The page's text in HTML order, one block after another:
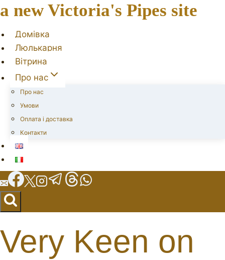
a new Victoria's Pipes site
Домівка
Люлькарня
Вітрина
Про нас
Про нас
Умови
Оплата і доставка
Контакти
Very Keen on